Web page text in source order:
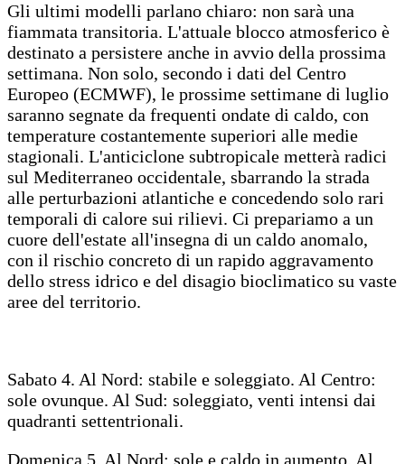
Gli ultimi modelli parlano chiaro: non sarà una
fiammata transitoria. L'attuale blocco atmosferico è
destinato a persistere anche in avvio della prossima
settimana. Non solo, secondo i dati del Centro
Europeo (ECMWF), le prossime settimane di luglio
saranno segnate da frequenti ondate di caldo, con
temperature costantemente superiori alle medie
stagionali. L'anticiclone subtropicale metterà radici
sul Mediterraneo occidentale, sbarrando la strada
alle perturbazioni atlantiche e concedendo solo rari
temporali di calore sui rilievi. Ci prepariamo a un
cuore dell'estate all'insegna di un caldo anomalo,
con il rischio concreto di un rapido aggravamento
dello stress idrico e del disagio bioclimatico su vaste
aree del territorio.
Sabato 4. Al Nord: stabile e soleggiato. Al Centro:
sole ovunque. Al Sud: soleggiato, venti intensi dai
quadranti settentrionali.
Domenica 5. Al Nord: sole e caldo in aumento. Al